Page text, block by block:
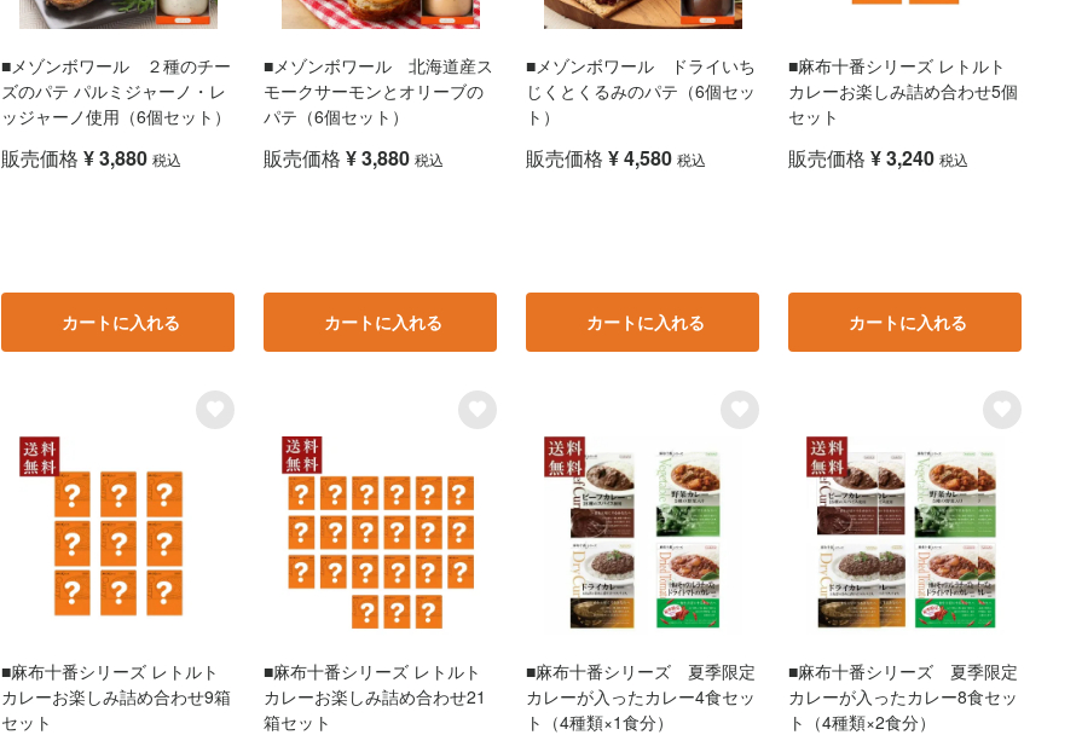
■メゾンボワール ２種のチー
ズのパテ パルミジャーノ・レ
ッジャーノ使用（6個セット）
販売価格 ¥3,880 税込
カートに入れる
■メゾンボワール 北海道産ス
モークサーモンとオリーブの
パテ（6個セット）
販売価格 ¥3,880 税込
カートに入れる
■メゾンボワール ドライいち
じくとくるみのパテ（6個セッ
ト）
販売価格 ¥4,580 税込
カートに入れる
■麻布十番シリーズ レトルト
カレーお楽しみ詰め合わせ5個
セット
販売価格 ¥3,240 税込
カートに入れる
■麻布十番シリーズ レトルト
カレーお楽しみ詰め合わせ9箱
セット
■麻布十番シリーズ レトルト
カレーお楽しみ詰め合わせ21
箱セット
■麻布十番シリーズ 夏季限定
カレーが入ったカレー4食セッ
ト（4種類×1食分）
■麻布十番シリーズ 夏季限定
カレーが入ったカレー8食セッ
ト（4種類×2食分）